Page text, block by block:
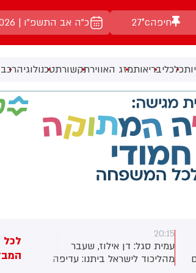
חיפה27°c כ"ה אב התשפ"ו | 08.08.2026
כלכליבריאותמזג האווירתקשורתטכנולוגיה
20:15
עמית סגל: דן אילוז, שעבר
מהליכוד לישראל ביתנו: עדיפה
גלעד
לאחר
לכל